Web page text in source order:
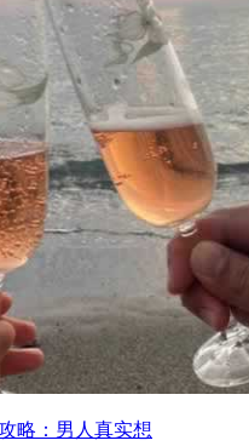
略：男人真实想